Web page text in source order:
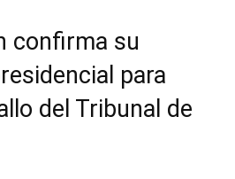
confirma su
para
del Tribunal de